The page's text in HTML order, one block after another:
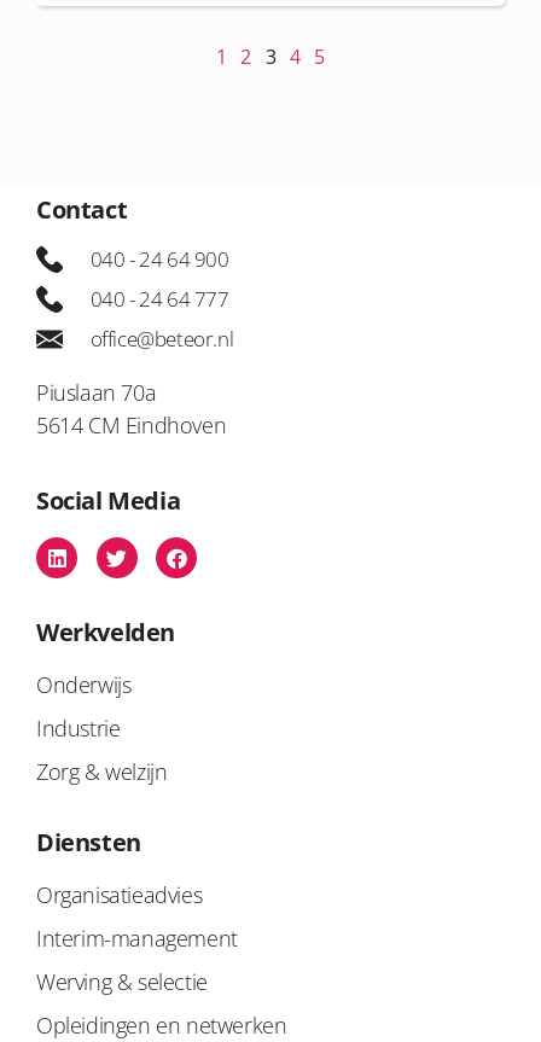
1 2 3 4 5
Contact
040 - 24 64 900
040 - 24 64 777
office@beteor.nl
Piuslaan 70a
5614 CM Eindhoven
Social Media
Werkvelden
Onderwijs
Industrie
Zorg & welzijn
Diensten
Organisatieadvies
Interim-management
Werving & selectie
Opleidingen en netwerken